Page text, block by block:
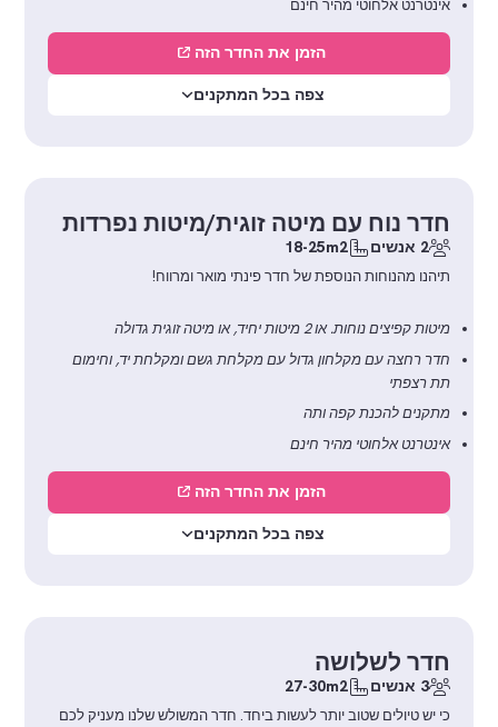
אינטרנט אלחוטי מהיר חינם
צפה בכל המתקנים
הזמן את החדר הזה
חדר נוח עם מיטה זוגית/מיטות נפרדות
2 אנשים 18-25m2
תיהנו מהנוחות הנוספת של חדר פינתי מואר ומרווח!
מיטות קפיצים נוחות. או 2 מיטות יחיד, או מיטה זוגית גדולה
חדר רחצה עם מקלחון גדול עם מקלחת גשם ומקלחת יד, וחימום
תת רצפתי
מתקנים להכנת קפה ותה
אינטרנט אלחוטי מהיר חינם
צפה בכל המתקנים
הזמן את החדר הזה
חדר לשלושה
3 אנשים 27-30m2
כי יש טיולים שטוב יותר לעשות ביחד. חדר המשולש שלנו מעניק לכם